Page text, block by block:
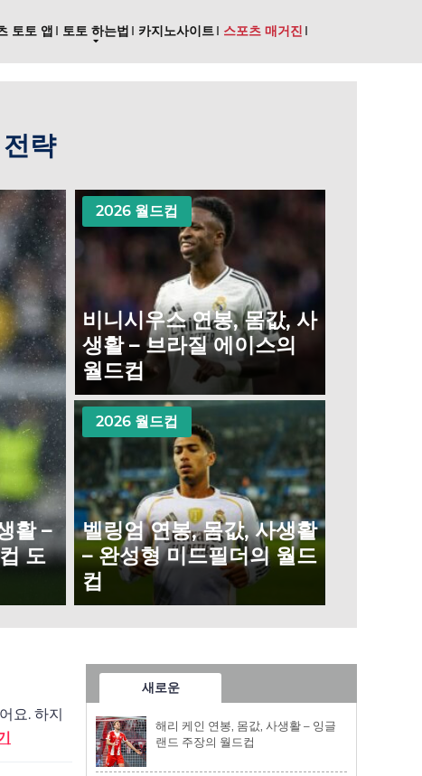
토토 앱 토토 하는법 카지노사이트 스포츠 매거진
략
활 –
도
2026 월드컵
비니시우스 연봉, 몸값, 사
생활 – 브라질 에이스의
월드컵
2026 월드컵
벨링엄 연봉, 몸값, 사생활
– 완성형 미드필더의 월드
컵
요. 하지
새로운
해리 케인 연봉, 몸값, 사생활 – 잉글
랜드 주장의 월드컵